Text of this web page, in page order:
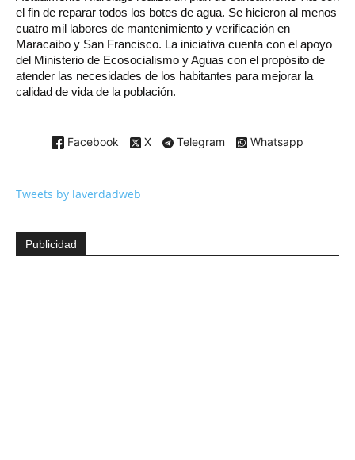
el fin de reparar todos los botes de agua. Se hicieron al menos
cuatro mil labores de mantenimiento y verificación en
Maracaibo y San Francisco. La iniciativa cuenta con el apoyo
del Ministerio de Ecosocialismo y Aguas con el propósito de
atender las necesidades de los habitantes para mejorar la
calidad de vida de la población.
Facebook X Telegram Whatsapp
Tweets by laverdadweb
Publicidad